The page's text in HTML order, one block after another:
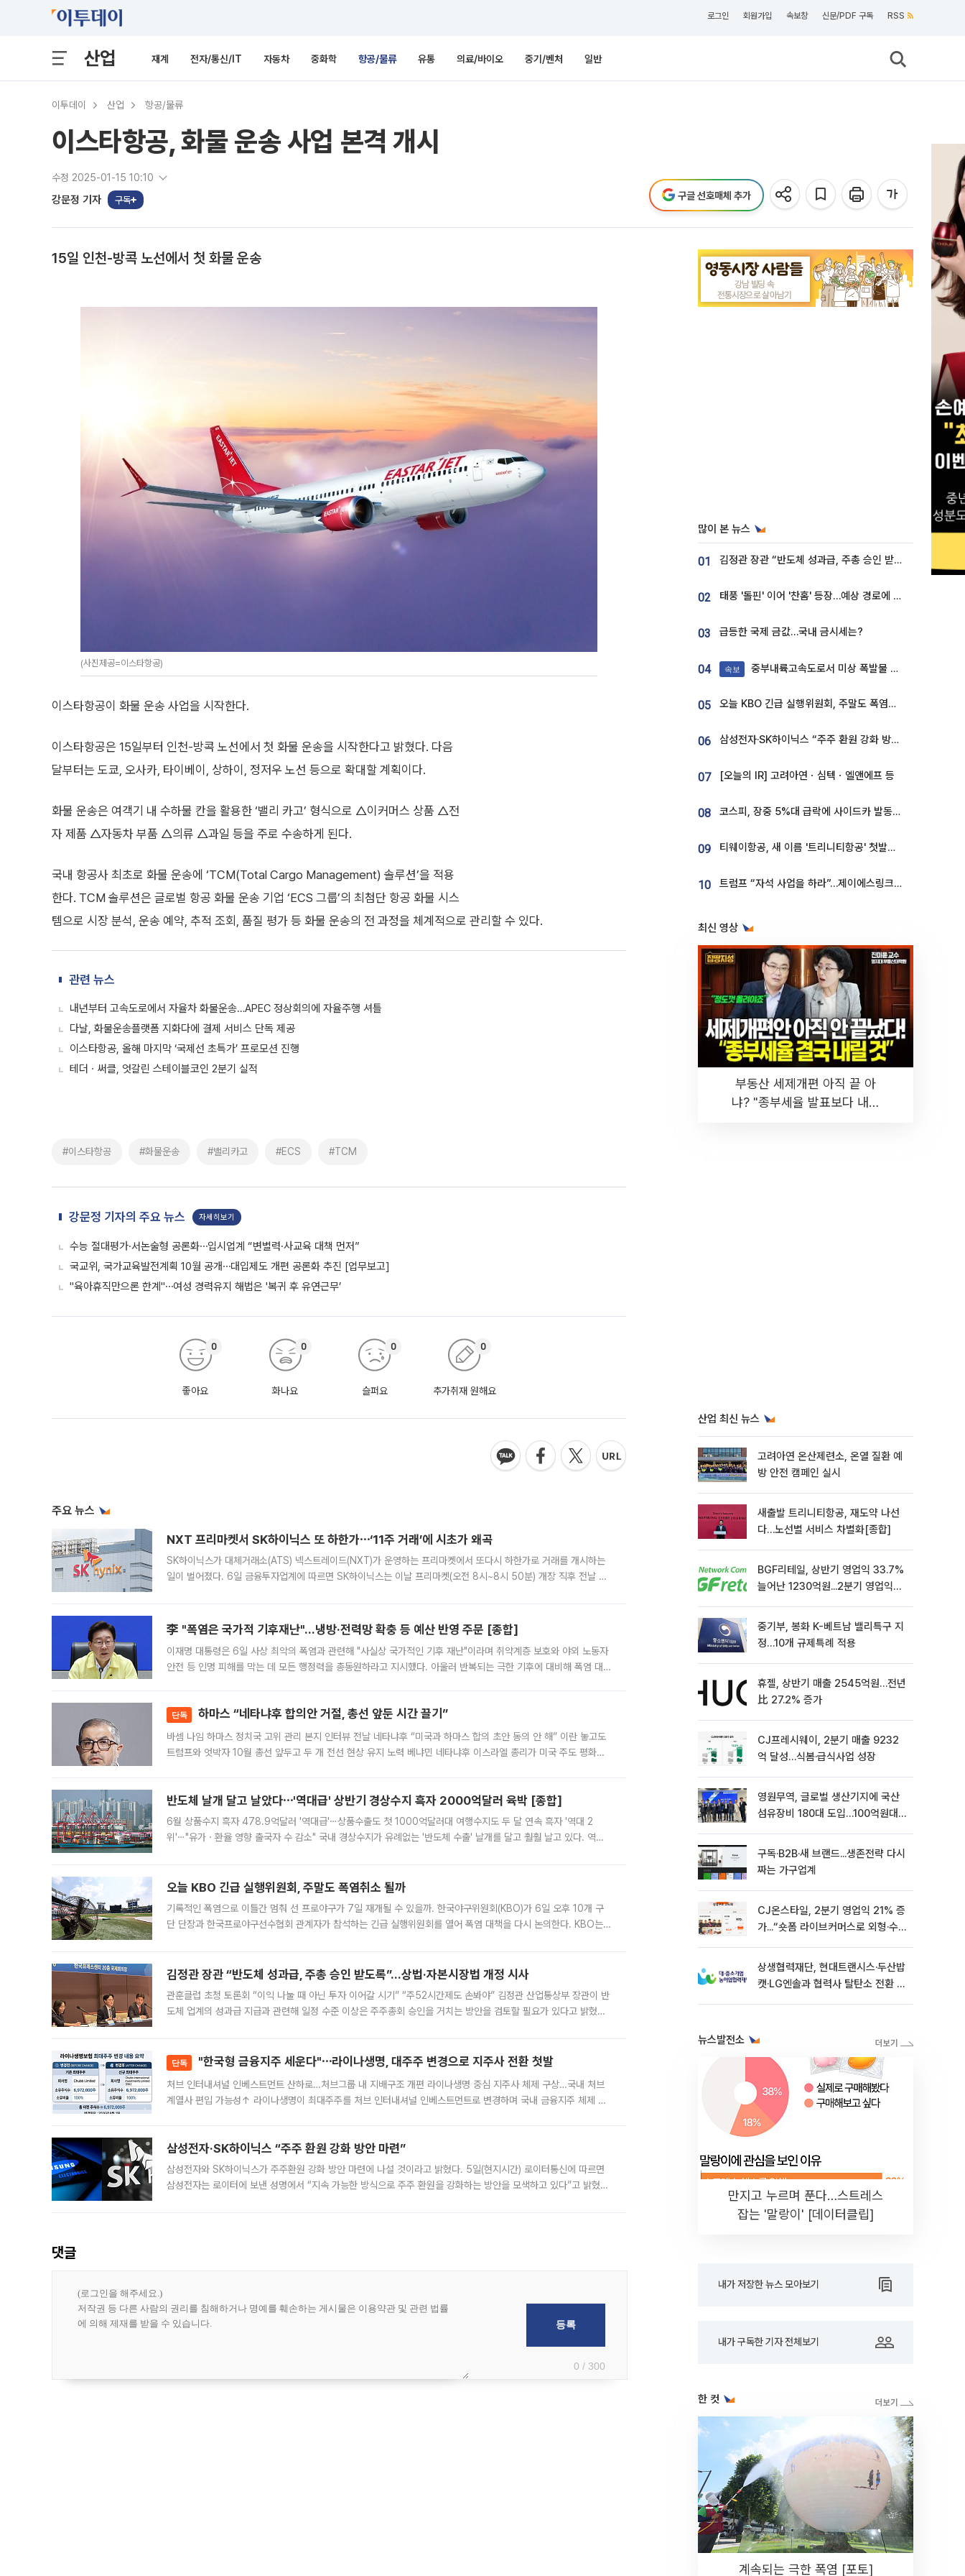
로그인 회원가입 속보창 신문/PDF 구독 RSS
산업 재계 전자/통신/IT 자동차 중화학 항공/물류 유통 의료/바이오 중기/벤처 일반
이투데이 산업 항공/물류
이스타항공, 화물 운송 사업 본격 개시
수정 2025-01-15 10:10
강문정 기자 구독 구글 선호매체 추가
15일 인천-방콕 노선에서 첫 화물 운송
(사진제공=이스타항공)
이스타항공이 화물 운송 사업을 시작한다.
이스타항공은 15일부터 인천-방콕 노선에서 첫 화물 운송을 시작한다고 밝혔다. 다음
달부터는 도쿄, 오사카, 타이베이, 상하이, 정저우 노선 등으로 확대할 계획이다.
화물 운송은 여객기 내 수하물 칸을 활용한 ‘밸리 카고’ 형식으로 △이커머스 상품 △전
자 제품 △자동차 부품 △의류 △과일 등을 주로 수송하게 된다.
국내 항공사 최초로 화물 운송에 ‘TCM(Total Cargo Management) 솔루션’을 적용
한다. TCM 솔루션은 글로벌 항공 화물 운송 기업 ‘ECS 그룹’의 최첨단 항공 화물 시스
템으로 시장 분석, 운송 예약, 추적 조회, 품질 평가 등 화물 운송의 전 과정을 체계적으로 관리할 수 있다.
관련 뉴스
내년부터 고속도로에서 자율차 화물운송…APEC 정상회의에 자율주행 셔틀
다날, 화물운송플랫폼 지화다에 결제 서비스 단독 제공
이스타항공, 올해 마지막 ‘국제선 초특가’ 프로모션 진행
테더ㆍ써클, 엇갈린 스테이블코인 2분기 실적
#이스타항공 #화물운송 #밸리카고 #ECS #TCM
강문정 기자의 주요 뉴스 자세히보기
수능 절대평가·서논술형 공론화⋯입시업계 “변별력·사교육 대책 먼저”
국교위, 국가교육발전계획 10월 공개⋯대입제도 개편 공론화 추진 [업무보고]
"육아휴직만으론 한계"⋯여성 경력유지 해법은 '복귀 후 유연근무’
좋아요
0
화나요
0
슬퍼요
0
추가취재 원해요
0
주요 뉴스
NXT 프리마켓서 SK하이닉스 또 하한가⋯‘11주 거래’에 시초가 왜곡
SK하이닉스가 대체거래소(ATS) 넥스트레이드(NXT)가 운영하는 프리마켓에서 또다시 하한가로 거래를 개시하는
일이 벌어졌다. 6일 금융투자업계에 따르면 SK하이닉스는 이날 프리마켓(오전 8시~8시 50분) 개장 직후 전날 정
李 "폭염은 국가적 기후재난"…냉방·전력망 확충 등 예산 반영 주문 [종합]
이재명 대통령은 6일 사상 최악의 폭염과 관련해 "사실상 국가적인 기후 재난"이라며 취약계층 보호와 야외 노동자
안전 등 인명 피해를 막는 데 모든 행정력을 총동원하라고 지시했다. 아울러 반복되는 극한 기후에 대비해 폭염 대응
단독 하마스 “네타냐후 합의안 거절, 총선 앞둔 시간 끌기”
바셈 나임 하마스 정치국 고위 관리 본지 인터뷰 전날 네타냐후 “미국과 하마스 합의 초안 동의 안 해” 이란 놓고도
트럼프와 엇박자 10월 총선 앞두고 두 개 전선 현상 유지 노력 베냐민 네타냐후 이스라엘 총리가 미국 주도 평화위
반도체 날개 달고 날았다⋯'역대급' 상반기 경상수지 흑자 2000억달러 육박 [종합]
6월 상품수지 흑자 478.9억달러 '역대급'⋯상품수출도 첫 1000억달러대 여행수지도 두 달 연속 흑자 '역대 2
위'⋯"유가ㆍ환율 영향 출국자 수 감소" 국내 경상수지가 유례없는 '반도체 수출' 날개를 달고 훨훨 날고 있다. 역대
오늘 KBO 긴급 실행위원회, 주말도 폭염취소 될까
기록적인 폭염으로 이틀간 멈춰 선 프로야구가 7일 재개될 수 있을까. 한국야구위원회(KBO)가 6일 오후 10개 구
단 단장과 한국프로야구선수협회 관계자가 참석하는 긴급 실행위원회를 열어 폭염 대책을 다시 논의한다. KBO는
김정관 장관 “반도체 성과급, 주총 승인 받도록”…상법·자본시장법 개정 시사
관훈클럽 초청 토론회 “이익 나눌 때 아닌 투자 이어갈 시기” “주52시간제도 손봐야” 김정관 산업통상부 장관이 반
도체 업계의 성과급 지급과 관련해 일정 수준 이상은 주주총회 승인을 거치는 방안을 검토할 필요가 있다고 밝혔다.
단독 "한국형 금융지주 세운다"⋯라이나생명, 대주주 변경으로 지주사 전환 첫발
처브 인터내셔널 인베스트먼트 산하로…처브그룹 내 지배구조 개편 라이나생명 중심 지주사 체제 구상…국내 처브
계열사 편입 가능성↑ 라이나생명이 최대주주를 처브 인터내셔널 인베스트먼트로 변경하며 국내 금융지주 체제 구
삼성전자·SK하이닉스 “주주 환원 강화 방안 마련”
삼성전자와 SK하이닉스가 주주환원 강화 방안 마련에 나설 것이라고 밝혔다. 5일(현지시간) 로이터통신에 따르면
삼성전자는 로이터에 보낸 성명에서 “지속 가능한 방식으로 주주 환원을 강화하는 방안을 모색하고 있다”고 밝혔다.
댓글
0 / 300
많이 본 뉴스
01 김정관 장관 “반도체 성과급, 주총 승인 받도록”…상법·자본시장법 개정 시사
02 태풍 '돌핀' 이어 '찬홈' 등장…예상 경로에 한국 '한숨'
03 급등한 국제 금값…국내 금시세는?
04 속보 중부내륙고속도로서 미상 폭발물 발견
05 오늘 KBO 긴급 실행위원회, 주말도 폭염취소 될까
06 삼성전자·SK하이닉스 “주주 환원 강화 방안 마련”
07 [오늘의 IR] 고려아연ㆍ심텍ㆍ엘앤에프 등
08 코스피, 장중 5%대 급락에 사이드카 발동…삼성·SK 동반 폭락
09 티웨이항공, 새 이름 '트리니티항공' 첫발…SSC 전략 본격화
10 트럼프 “자석 사업을 하라”…제이에스링크, 비중국 영구자석 공급망 구축 속도
최신 영상
부동산 세제개편 아직 끝 아
냐? "종부세율 발표보다 내릴
산업 최신 뉴스
고려아연 온산제련소, 온열 질환 예
방 안전 캠페인 실시
새출발 트리니티항공, 재도약 나선
다…노선별 서비스 차별화[종합]
BGF리테일, 상반기 영업익 33.7%
늘어난 1230억원...2분기 영업익
중기부, 봉화 K-베트남 밸리특구 지
정…10개 규제특례 적용
휴젤, 상반기 매출 2545억원…전년
比 27.2% 증가
CJ프레시웨이, 2분기 매출 9232
억 달성…식봄·급식사업 성장
영원무역, 글로벌 생산기지에 국산
섬유장비 180대 도입…100억원대
구독·B2B·새 브랜드...생존전략 다시
짜는 가구업계
CJ온스타일, 2분기 영업익 21% 증
가...“숏폼 라이브커머스로 외형·수
상생협력재단, 현대트랜시스·두산밥
캣·LG엔솔과 협력사 탈탄소 전환 지
뉴스발전소
만지고 누르며 푼다…스트레스
잡는 '말랑이' [데이터클립]
내가 저장한 뉴스 모아보기
내가 구독한 기자 전체보기
한 컷
계속되는 극한 폭염 [포토]